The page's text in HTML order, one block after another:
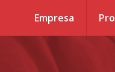
Empresa